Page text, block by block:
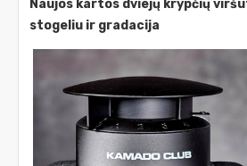
Naujos kartos dviejų krypčių
stogeliu ir gradacija